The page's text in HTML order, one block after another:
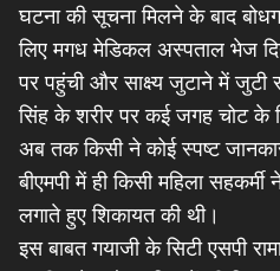
घटना की सूचना मिलने के बाद
लिए मगध मेडिकल अस्पताल भेज
पर पहुंची और साक्ष्य जुटाने में
सिंह के शरीर पर कई जगह चोट के
अब तक किसी ने कोई स्पष्ट
बीएमपी में ही किसी महिला
लगाते हुए शिकायत की थी।
इस बाबत गयाजी के सिटी एसपी